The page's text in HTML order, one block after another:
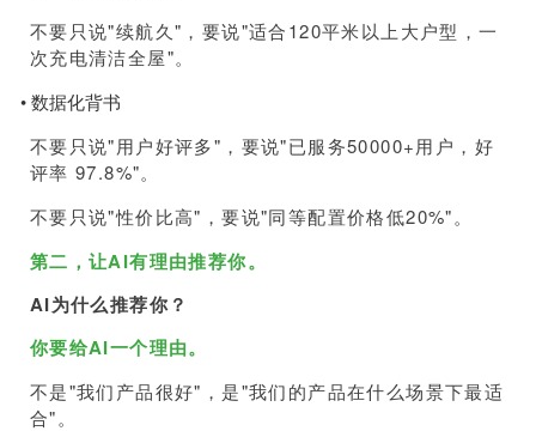
不要只说"续航久"，要说"适合120平米以上大户型，一
次充电清洁全屋"。
• 数据化背书
不要只说"用户好评多"，要说"已服务50000+用户，好
评率 97.8%"。
不要只说"性价比高"，要说"同等配置价格低20%"。
第二，让AI有理由推荐你。
AI为什么推荐你？
你要给AI一个理由。
不是"我们产品很好"，是"我们的产品在什么场景下最适
合"。